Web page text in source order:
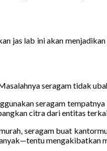
jas lab ini akan
seragam tidak
seragam
citra dari entitas
seragam buat
mengakibatkan